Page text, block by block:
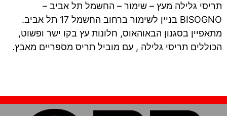
תריסי גלילה מעץ – שימור – החשמל תל אביב –
BISOGNO בניין לשימור ברחוב החשמל 17 תל אביב.
מתאפיין בסגנון הבאוהאוס, חלונות עץ בקו ישר ופשוט,
הכוללים תריסי גלילה , עם מוביל תריס מספריים מאבץ.